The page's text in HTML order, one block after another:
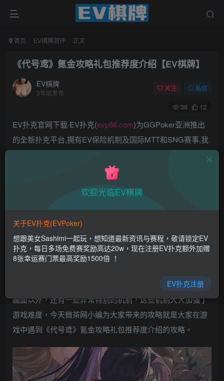
首页 EV棋牌测评 正文
《代号鸢》氪金攻略礼包推荐度介绍【EV棋牌】
EV棋牌
3年前发布
关注 私信
36 12
EV扑克官网下载·EV扑克(evp86.com)为GGPoker亚洲推出
的全新扑克平台,拥有EV保险机制及国际MTT和SNG赛事,我
乐场|EV扑克小游戏——EV扑克导航(www.evpks.com)
乐场|EV扑克游戏网址发布页——EV扑克下载
(www.evpk66.com)
服了大量玩家，这个游戏就是代号鸢。这款游戏除了玩法和
画面以外，还有一些非常特别的机制，这些机制大大加强了
游戏难度，今天微茶网小编为大家带来的攻略就是大家在游
戏中遇到《代号鸢》氪金攻略礼包推荐度介绍的攻略。
欢迎光临EV棋牌
关于EV扑克(EVPoker)
想跟美女Sashimi一起玩，想知道最新资讯与赛程，敬请锁定EV
扑克，每日多场免费赛奖励高达20w，现在注册EV扑克额外加赠
8张幸运赛门票最高奖励1500倍 ！
EV扑克注册